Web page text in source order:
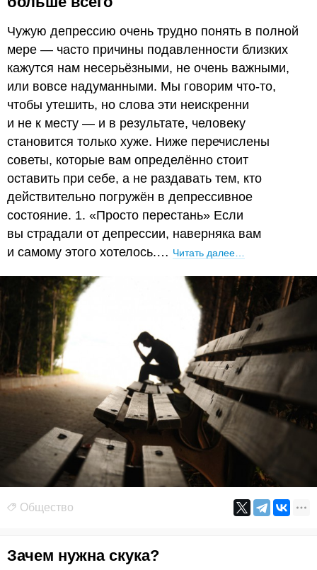
Чужую депрессию очень трудно понять в полной
мере — часто причины подавленности близких
кажутся нам несерьёзными, не очень важными,
или вовсе надуманными. Мы говорим что-то,
чтобы утешить, но слова эти неискренни
и не к месту — и в результате, человеку
становится только хуже. Ниже перечислены
советы, которые вам определённо стоит
оставить при себе, а не раздавать тем, кто
действительно погружён в депрессивное
состояние. 1. «Просто перестань» Если
вы страдали от депрессии, наверняка вам
и самому этого хотелось.… Читать далее…
Общество
Зачем нужна скука?